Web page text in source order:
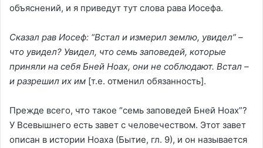
объяснений, и я приведут тут слова рава Иосефа.
Сказал рав Иосеф: “Встал и измерил землю, увидел” –
что увидел? Увидел, что семь заповедей, которые
приняли на себя Бней Ноах, они не соблюдают. Встал –
и разрешил их им [т.е. отменил обязанность].
Прежде всего, что такое “семь заповедей Бней Ноах”?
У Всевышнего есть завет с человечеством. Этот завет
описан в истории Ноаха (Бытие, гл. 9), и он называется